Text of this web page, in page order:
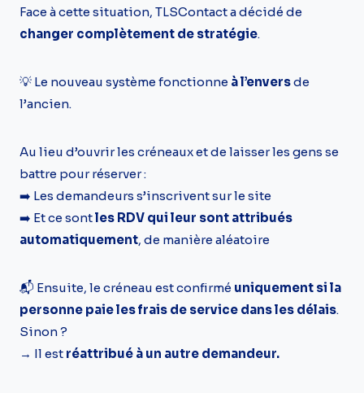
Face à cette situation, TLSContact a décidé de
changer complètement de stratégie.
💡 Le nouveau système fonctionne à l’enversde
l’ancien.
Au lieu d’ouvrir les créneaux et de laisser les gens se
battre pour réserver :
➡️ Les demandeurs s’inscrivent sur le site
➡️ Et ce sontles RDV qui leur sont attribués
automatiquement, de manière aléatoire
📬 Ensuite, le créneau est confirmé uniquement si la
personne paie les frais de service dans les délais.
Sinon ?
→ Il est réattribué à un autre demandeur.